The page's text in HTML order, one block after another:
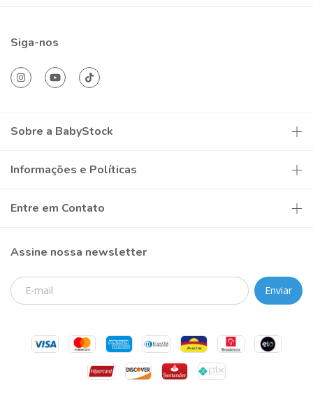
Siga-nos
Sobre a BabyStock
Informações e Políticas
Entre em Contato
Assine nossa newsletter